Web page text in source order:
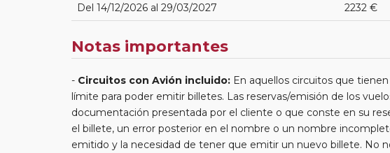
Del 14/12/2026 al 29/03/2027 2232 €
Notas importantes
Circuitos con Avión incluido: En aquellos circuitos que
límite para poder emitir billetes. Las reservas/emisión de los
documentación presentada por el cliente o que conste en su
el billete, un error posterior en el nombre o un nombre
emitido y la necesidad de tener que emitir un nuevo billete. No